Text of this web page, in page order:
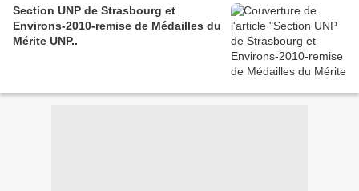
Section UNP de Strasbourg et
Environs-2010-remise de Médailles du
Mérite UNP..